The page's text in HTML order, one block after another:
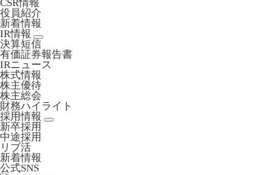
CSR情報
役員紹介
新着情報
IR情報
決算短信
有価証券報告書
IRニュース
株式情報
株主優待
株主総会
財務ハイライト
採用情報
新卒採用
中途採用
リブ活
新着情報
公式SNS